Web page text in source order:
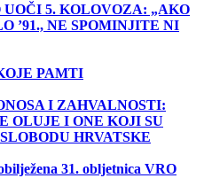
5. KOLOVOZA: „AKO
’91., NE SPOMINJITE NI
PAMTI
I ZAHVALNOSTI:
OLUJE I ONE KOJI SU
HRVATSKE
31. obljetnica VRO